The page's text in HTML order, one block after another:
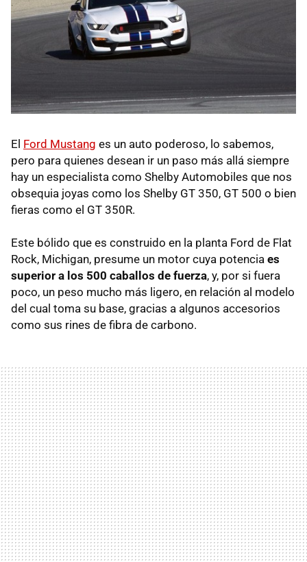
El Ford Mustang es un auto poderoso, lo sabemos,
pero para quienes desean ir un paso más allá siempre
hay un especialista como Shelby Automobiles que nos
obsequia joyas como los Shelby GT 350, GT 500 o bien
fieras como el GT 350R.
Este bólido que es construido en la planta Ford de Flat
Rock, Michigan, presume un motor cuya potencia es
superior a los 500 caballos de fuerza, y, por si fuera
poco, un peso mucho más ligero, en relación al modelo
del cual toma su base, gracias a algunos accesorios
como sus rines de fibra de carbono.